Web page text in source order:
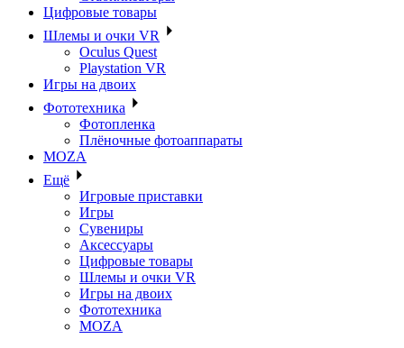
Цифровые товары
Шлемы и очки VR
Oculus Quest
Playstation VR
Игры на двоих
Фототехника
Фотопленка
Плёночные фотоаппараты
MOZA
Ещё
Игровые приставки
Игры
Сувениры
Аксессуары
Цифровые товары
Шлемы и очки VR
Игры на двоих
Фототехника
MOZA